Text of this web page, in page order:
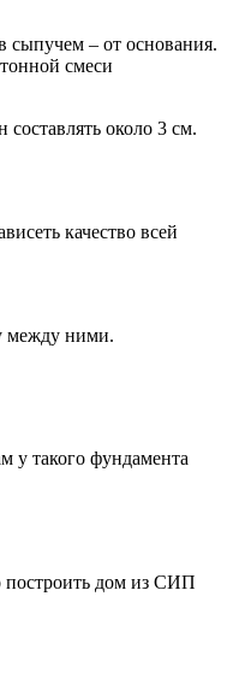
сыпучем – от основания.
смеси
около 3 см.
качество всей
между ними.
у такого фундамента
построить дом из СИП